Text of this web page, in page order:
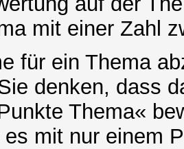
mit einer Zahl
für ein Thema
denken, dass
Thema«
es mit nur einem